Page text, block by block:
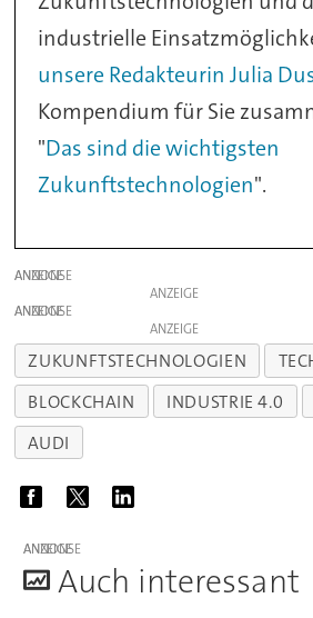
industrielle
unsere Redakteurin Julia
Kompendium für Sie
"Das sind die wichtigsten
Zukunftstechnologien".
ANZEIGE
ANZEIGE
ANZEIGE
ANZEIGE
ZUKUNFTSTECHNOLOGIEN
BLOCKCHAIN
INDUSTRIE 4.0
AUDI
ANZEIGE
Auch interessant